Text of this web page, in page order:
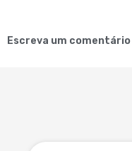
Escreva um comentário